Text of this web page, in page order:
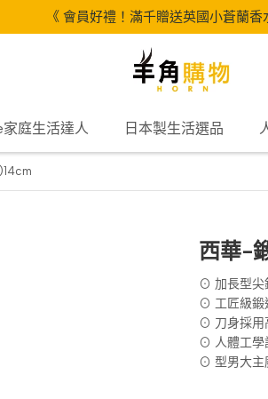
《 會員好禮！滿千贈送英國小蒼蘭香
庭生活達人 日本製生活選品
西華-
⊙ 加長型尖
⊙ 工匠級鍛
⊙ 刀身採用
⊙ 人體工學
⊙ 型男大主